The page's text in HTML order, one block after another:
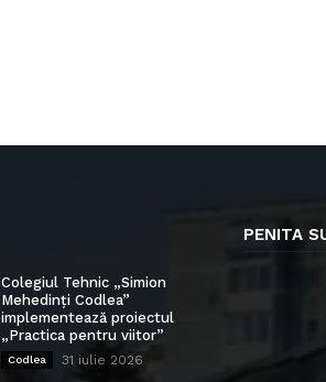
Colegiul Tehnic „Simion
Mehedinți Codlea”
implementează proiectul
„Practica pentru viitor”
Codlea 31 iulie 2026
PENITA